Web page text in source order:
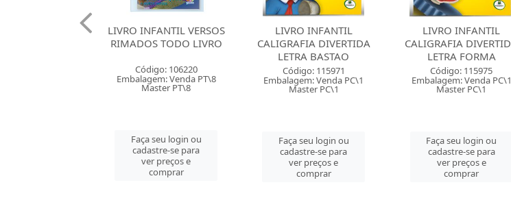
LIVRO INFANTIL
CALIGRAFIA DIVERTIDA
Código: 115971
Embalagem: Venda PC\1
Master PC\1
Faça seu login ou
cadastre-se para
ver preços e
comprar
LIVRO INFANTIL
CALIGRAFIA DIVERTIDA
LETRA FORMA
Código: 115975
Embalagem: Venda PC\1
Master PC\1
Faça seu login ou
cadastre-se para
ver preços e
comprar
LIVRO INFANTIL 365
DESENHOS PARA
COLORIR
Código: 120310
Embalagem: Venda PC\1
Master PC\1
Faça seu login ou
cadastre-se para
ver preços e
comprar